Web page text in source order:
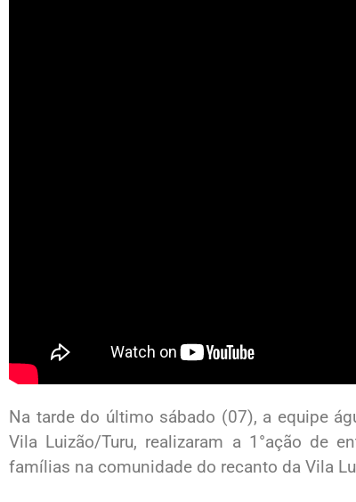
Na tarde do último sábado (07), a equipe
Vila Luizão/Turu, realizaram a 1°ação de
famílias na comunidade do recanto da Vila